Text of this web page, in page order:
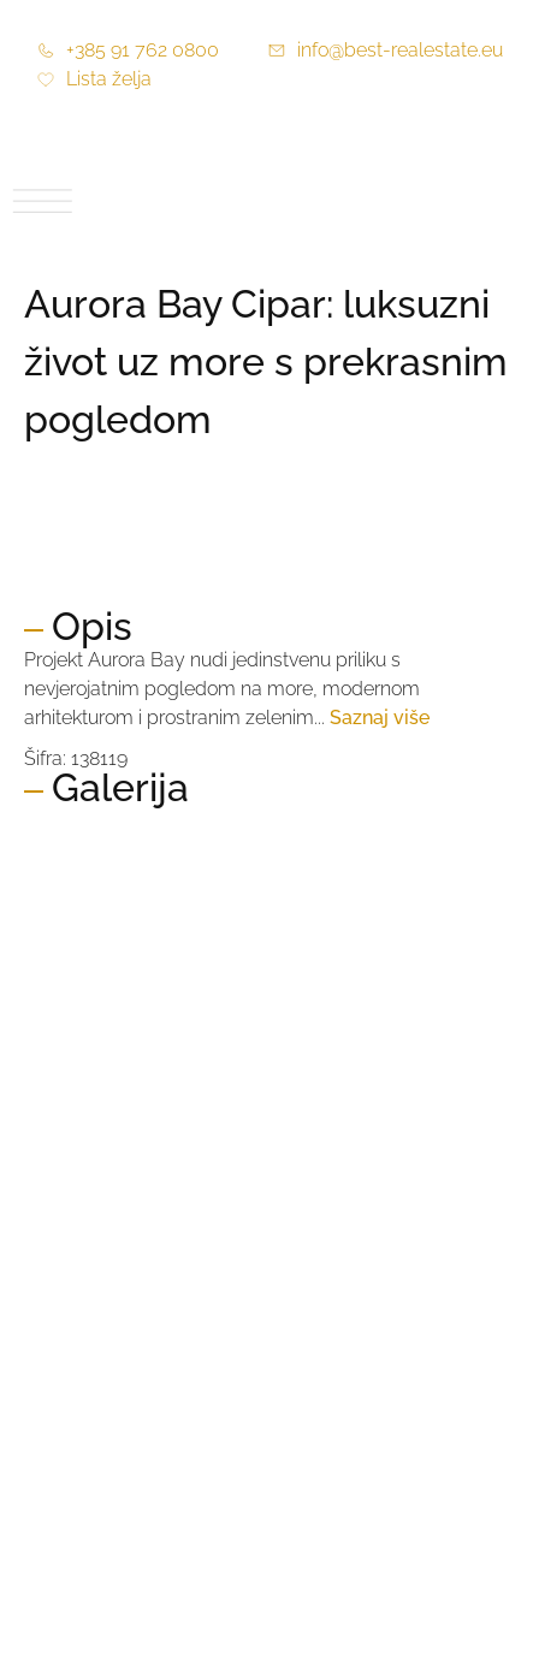
+385 91 762 0800
info@best-realestate.eu
Lista želja
Aurora Bay Cipar: luksuzni
život uz more s prekrasnim
pogledom
Opis
Projekt Aurora Bay nudi jedinstvenu priliku s
nevjerojatnim pogledom na more, modernom
arhitekturom i prostranim zelenim... Saznaj više
Šifra: 138119
Galerija